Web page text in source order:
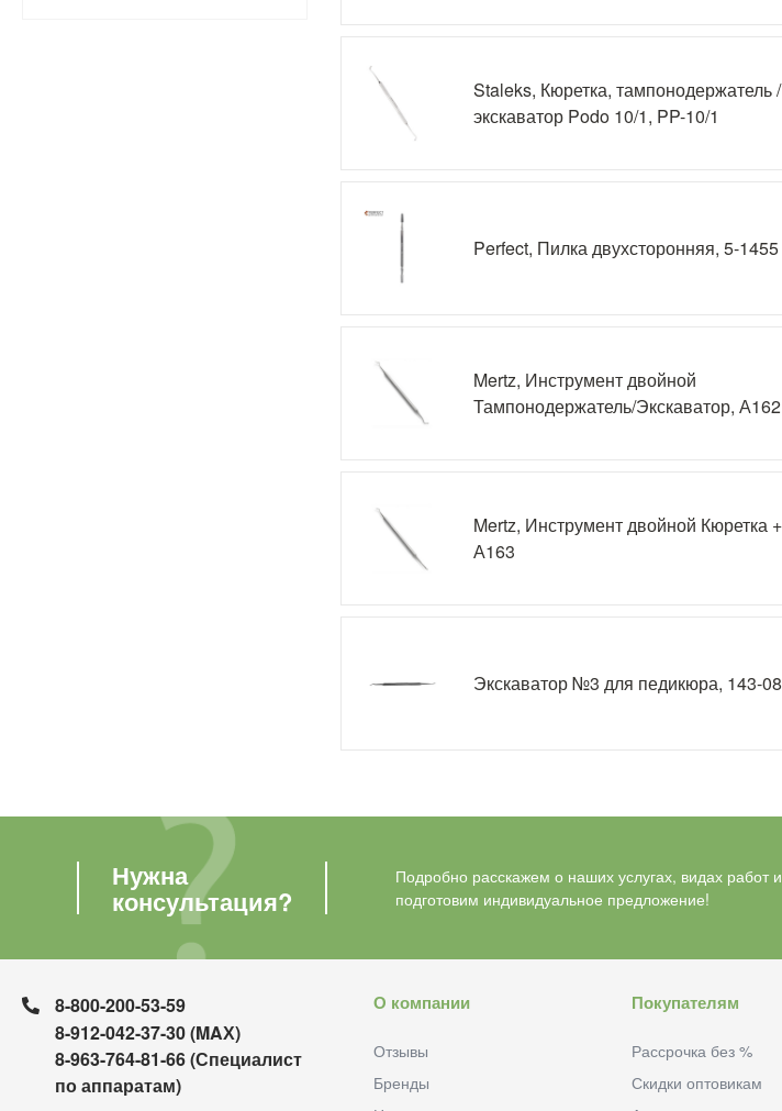
Staleks, Кюретка, тампонодержатель /
экскаватор Podo 10/1, PP-10/1
Perfect, Пилка двухсторонняя, 5-1455
Mertz, Инструмент двойной
Тампонодержатель/Экскаватор, А162
Mertz, Инструмент двойной Кюретка
А163
Экскаватор №3 для педикюра, 143-08
Нужна
консультация?
Подробно расскажем о наших услугах, видах работ
подготовим индивидуальное предложение!
8-800-200-53-59
8-912-042-37-30 (MAХ)
8-963-764-81-66 (Специалист
по аппаратам)
О компании
Отзывы
Бренды
Покупателям
Рассрочка без %
Скидки оптовикам